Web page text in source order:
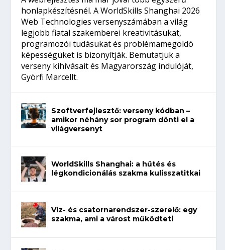
honlapkészítésnél. A WorldSkills Shanghai 2026
Web Technologies versenyszámában a világ
legjobb fiatal szakemberei kreativitásukat,
programozói tudásukat és problémamegoldó
képességüket is bizonyítják. Bemutatjuk a
verseny kihívásait és Magyarország indulóját,
Györfi Marcellt.
Szoftverfejlesztő: verseny kódban –
amikor néhány sor program dönti el a
világversenyt
WorldSkills Shanghai: a hűtés és
légkondicionálás szakma kulisszatitkai
Víz- és csatornarendszer-szerelő: egy
szakma, ami a várost működteti